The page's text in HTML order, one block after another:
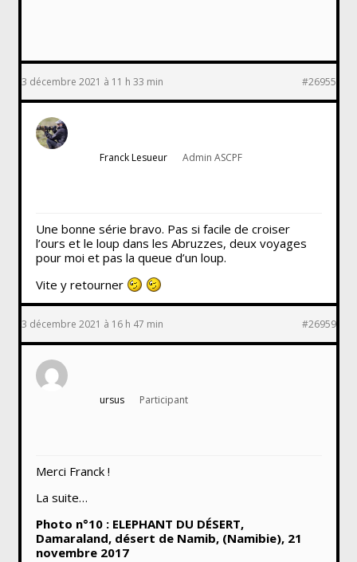
3 décembre 2021 à 11 h 33 min #26955
Franck Lesueur Admin ASCPF
Une bonne série bravo. Pas si facile de croiser
l’ours et le loup dans les Abruzzes, deux voyages
pour moi et pas la queue d’un loup.
Vite y retourner
3 décembre 2021 à 16 h 47 min #26959
ursus Participant
Merci Franck !
La suite…
Photo n°10 : ELEPHANT DU DÉSERT,
Damaraland, désert de Namib, (Namibie), 21
novembre 2017